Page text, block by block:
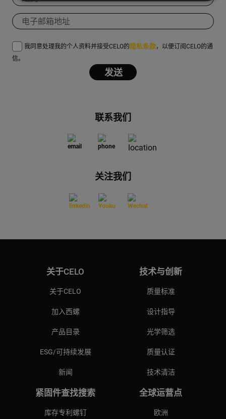
我同意处理我的个人资料并接受CELO的 隐私条款，以便订阅CELO的通
信。
联系我们
关注我们
关于CELO
关于CELO
加入西螺
产品目录
ESG/可持续发展
新闻
紧固件查找搜索
库存专利螺钉
技术与创新
质量标准
设计指导
光学筛选
质量认证
技术清洁
全球运营点
欧洲